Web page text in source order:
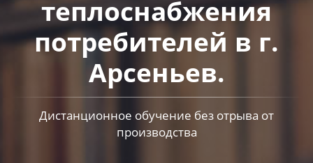
теплоснабжения
потребителей в г.
Арсеньев.
Дистанционное обучение без отрыва от
производства